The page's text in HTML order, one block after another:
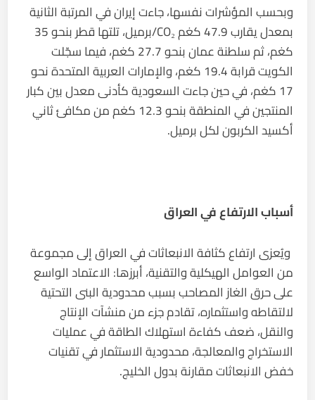
وبحسب المؤشرات نفسها، جاءت إيران في المرتبة الثانية
بمعدل يقارب 47.9 كغم CO₂/برميل، تلتها قطر بنحو 35
كغم، ثم سلطنة عمان بنحو 27.7 كغم، فيما سجّلت
الكويت قرابة 19.4 كغم، والإمارات العربية المتحدة نحو
17 كغم، في حين جاءت السعودية كأدنى معدل بين كبار
المنتجين في المنطقة بنحو 12.3 كغم من مكافئ ثاني
أكسيد الكربون لكل برميل.
أسباب الارتفاع في العراق
ويُعزى ارتفاع كثافة الانبعاثات في العراق إلى مجموعة
من العوامل الهيكلية والتقنية، أبرزها: الاعتماد الواسع
على حرق الغاز المصاحب بسبب محدودية البنى التحتية
لالتقاطه واستثماره، تقادم جزء من منشآت الإنتاج
والنقل، ضعف كفاءة استهلاك الطاقة في عمليات
الاستخراج والمعالجة، محدودية الاستثمار في تقنيات
خفض الانبعاثات مقارنة بدول الخليج.